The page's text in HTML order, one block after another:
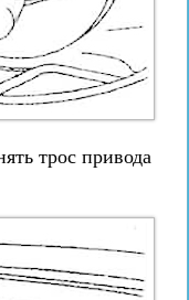
трос привода